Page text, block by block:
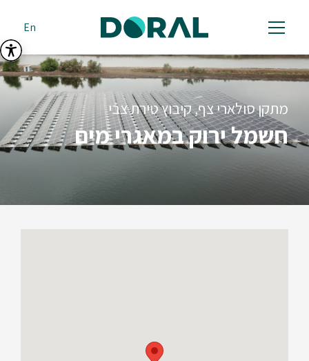
En
מתקן סולארי צף, קיבוץ טירת צבי
חשמל ירוק במאגרי מים